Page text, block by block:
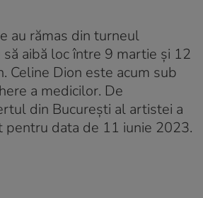
au rămas din turneul
să aibă loc între 9 martie și 12
Celine Dion este acum sub
a medicilor. De
din București al artistei a
data de 11 iunie 2023.